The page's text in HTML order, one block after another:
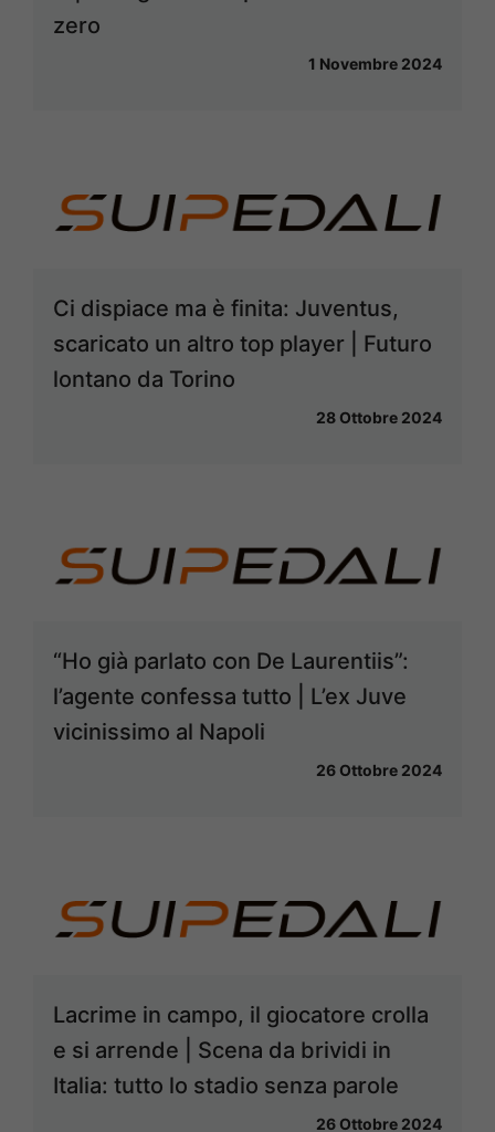
zero
1 Novembre 2024
Ci dispiace ma è finita: Juventus,
scaricato un altro top player | Futuro
lontano da Torino
28 Ottobre 2024
“Ho già parlato con De Laurentiis”:
l’agente confessa tutto | L’ex Juve
vicinissimo al Napoli
26 Ottobre 2024
Lacrime in campo, il giocatore crolla
e si arrende | Scena da brividi in
Italia: tutto lo stadio senza parole
26 Ottobre 2024